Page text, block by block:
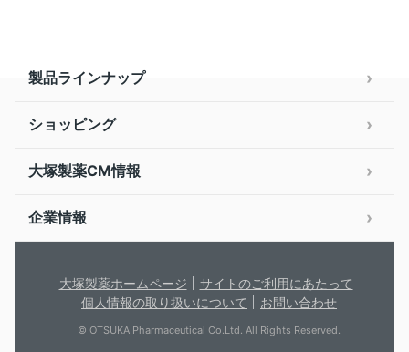
製品ラインナップ
ショッピング
大塚製薬CM情報
企業情報
大塚製薬ホームページ
サイトのご利用にあたって
個人情報の取り扱いについて
お問い合わせ
© OTSUKA Pharmaceutical Co.Ltd. All Rights Reserved.